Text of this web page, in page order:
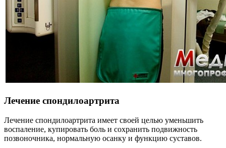
Лечение спондилоартрита
Лечение спондилоартрита имеет своей целью уменьшить
воспаление, купировать боль и сохранить подвижность
позвоночника, нормальную осанку и функцию суставов.